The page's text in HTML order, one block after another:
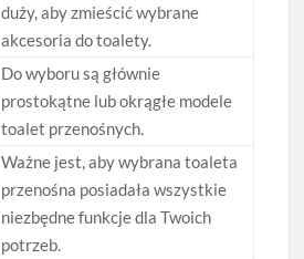
duży, aby zmieścić wybrane
akcesoria do toalety.
Do wyboru są głównie
prostokątne lub okrągłe modele
toalet przenośnych.
Ważne jest, aby wybrana toaleta
przenośna posiadała wszystkie
niezbędne funkcje dla Twoich
potrzeb.